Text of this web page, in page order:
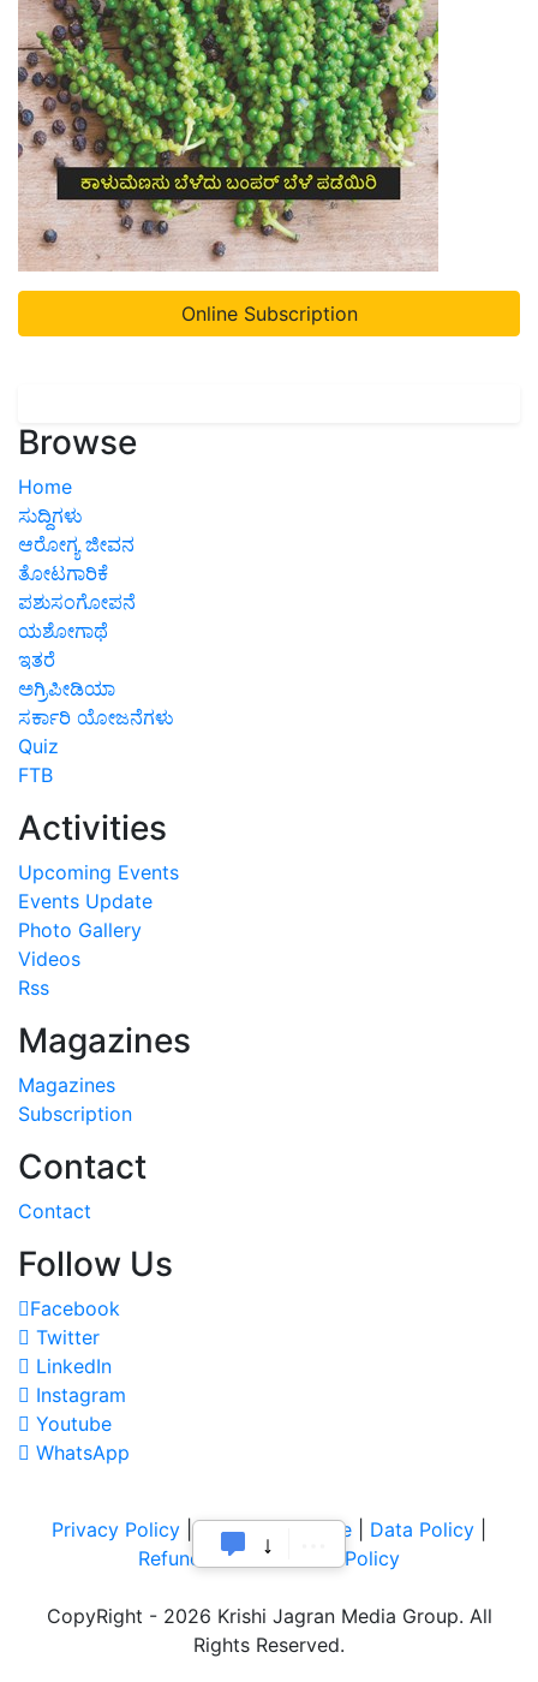
Online Subscription
Browse
Home
ಸುದ್ದಿಗಳು
ಆರೋಗ್ಯ ಜೀವನ
ತೋಟಗಾರಿಕೆ
ಪಶುಸಂಗೋಪನೆ
ಯಶೋಗಾಥೆ
ಇತರೆ
ಅಗ್ರಿಪೀಡಿಯಾ
ಸರ್ಕಾರಿ ಯೋಜನೆಗಳು
Quiz
FTB
Activities
Upcoming Events
Events Update
Photo Gallery
Videos
Rss
Magazines
Magazines
Subscription
Contact
Contact
Follow Us
Facebook
Twitter
LinkedIn
Instagram
Youtube
WhatsApp
Privacy Policy |Terms of Service Data Policy
Refund & Cancellation Policy
CopyRight - 2026 Krishi Jagran Media Group. All
Rights Reserved.